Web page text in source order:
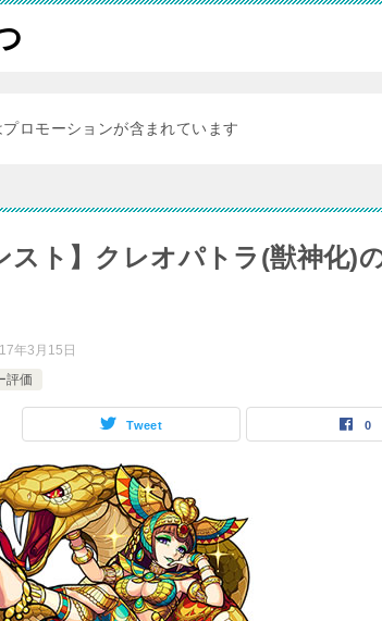
ロモーションが含まれています
スト】クレオパトラ(獣神化)
年3月15日
評価
Tweet 0